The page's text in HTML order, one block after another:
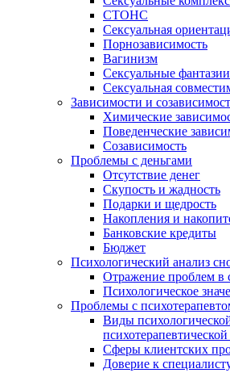
СТОНС
Сексуальная
Порнозависимость
Вагинизм
Сексуальные фантазии
Сексуальная
Зависимости и
Химические
Поведенческие
Созависимость
Проблемы с деньгами
Отсутствие денег
Скупость и жадность
Подарки и щедрость
Накопления и
Банковские кредиты
Бюджет
Психологический анализ
Отражение проблем в
Психологическое
Проблемы с
Виды
Сферы клиентских
Доверие к